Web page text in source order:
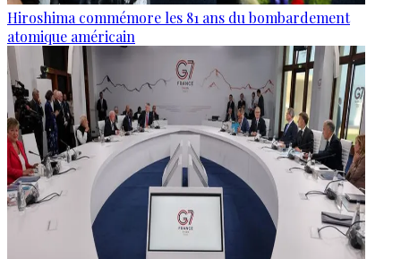
Hiroshima commémore les 81 ans du bombardement
atomique américain